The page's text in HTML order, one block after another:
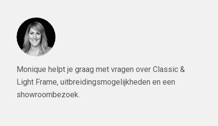
Monique helpt je graag met vragen over Classic &
Light Frame, uitbreidingsmogelijkheden en een
showroombezoek.